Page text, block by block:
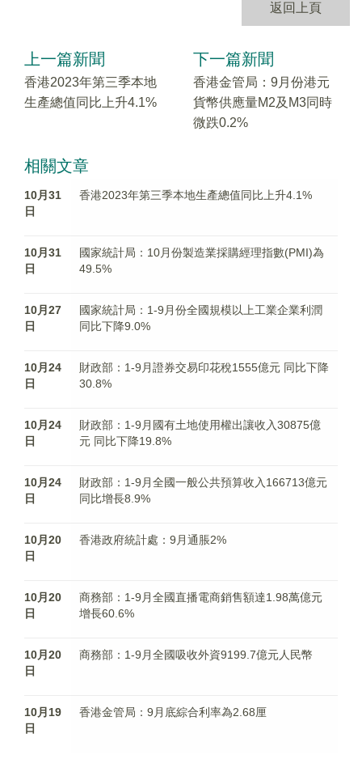
返回上頁
上一篇新聞
香港2023年第三季本地
生產總值同比上升4.1%
下一篇新聞
香港金管局：9月份港元
貨幣供應量M2及M3同時
微跌0.2%
相關文章
10月31
日
香港2023年第三季本地生產總值同比上升4.1%
10月31
日
國家統計局：10月份製造業採購經理指數(PMI)為
49.5%
10月27
日
國家統計局：1-9月份全國規模以上工業企業利潤
同比下降9.0%
10月24
日
財政部：1-9月證券交易印花稅1555億元 同比下降
30.8%
10月24
日
財政部：1-9月國有土地使用權出讓收入30875億
元 同比下降19.8%
10月24
日
財政部：1-9月全國一般公共預算收入166713億元
同比增長8.9%
10月20
日
香港政府統計處：9月通脹2%
10月20
日
商務部：1-9月全國直播電商銷售額達1.98萬億元
增長60.6%
10月20
日
商務部：1-9月全國吸收外資9199.7億元人民幣
10月19
日
香港金管局：9月底綜合利率為2.68厘